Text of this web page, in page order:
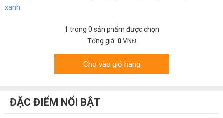
xanh
1 trong 0 sản phẩm được chọn
Tổng giá: 0VNĐ
Cho vào giỏ hàng
ĐẶC ĐIỂM NỔI BẬT